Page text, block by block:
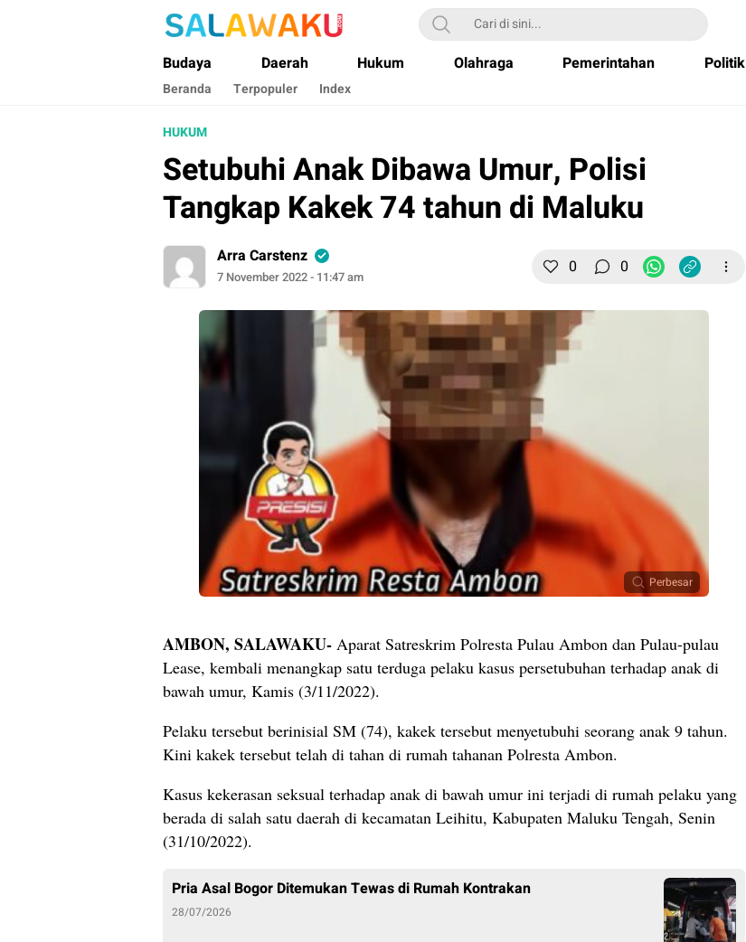
Salawaku Maluku
Salam dan Warta Anak Maluku
Budaya Daerah Hukum Olahraga Pemerintahan Politik
Beranda Terpopuler Index
HUKUM
Setubuhi Anak Dibawa Umur, Polisi
Tangkap Kakek 74 tahun di Maluku
Arra Carstenz
7 November 2022 - 11:47 am 0 0
Perbesar
AMBON, SALAWAKU- Aparat Satreskrim Polresta Pulau Ambon dan Pulau-pulau
Lease, kembali menangkap satu terduga pelaku kasus persetubuhan terhadap anak di
bawah umur, Kamis (3/11/2022).
Pelaku tersebut berinisial SM (74), kakek tersebut menyetubuhi seorang anak 9 tahun.
Kini kakek tersebut telah di tahan di rumah tahanan Polresta Ambon.
Kasus kekerasan seksual terhadap anak di bawah umur ini terjadi di rumah pelaku yang
berada di salah satu daerah di kecamatan Leihitu, Kabupaten Maluku Tengah, Senin
(31/10/2022).
Pria Asal Bogor Ditemukan Tewas di Rumah Kontrakan
28/07/2026